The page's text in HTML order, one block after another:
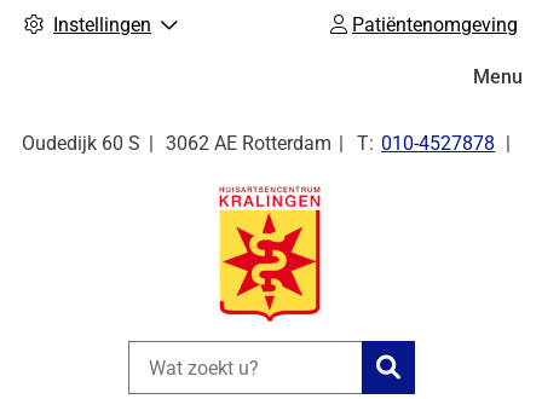
Instellingen Patiëntenomgeving
Oudedijk 60 S 3062 AE Rotterdam Tel:
010-4527878
Zoeken
Menu